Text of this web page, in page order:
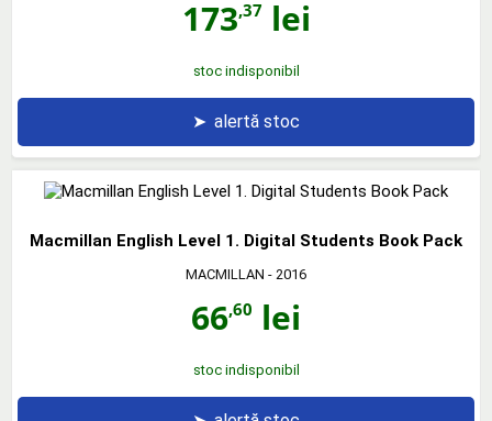
173,37lei
stoc indisponibil
➤ alertă stoc
Macmillan English Level 1. Digital Students Book Pack
MACMILLAN - 2016
66,60 lei
stoc indisponibil